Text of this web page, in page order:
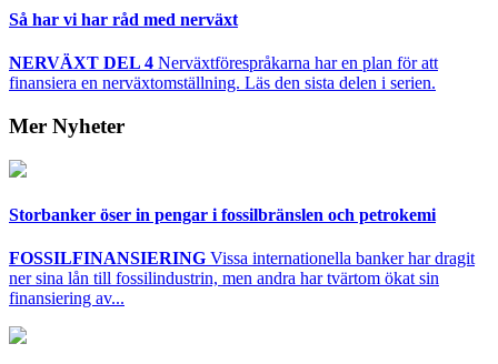
Så har vi har råd med nerväxt
NERVÄXT DEL 4 Nerväxtförespråkarna har en plan för att
finansiera en nerväxtomställning. Läs den sista delen i serien.
Mer Nyheter
Storbanker öser in pengar i fossilbränslen och petrokemi
FOSSILFINANSIERING Vissa internationella banker har dragit
ner sina lån till fossilindustrin, men andra har tvärtom ökat sin
finansiering av...